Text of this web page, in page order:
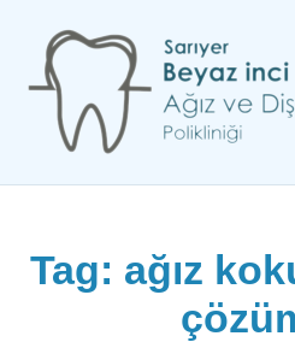
Tag: ağız